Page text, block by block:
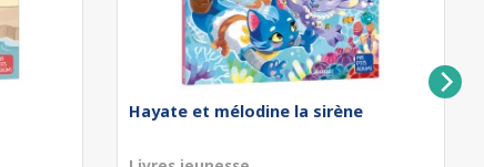
Hayate et mélodine la sirène